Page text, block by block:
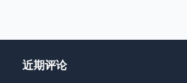
近期评论